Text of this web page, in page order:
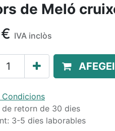
de Meló
€ IVA inclòs
Condicions
de retorn de 30 dies
3-5 dies laborables